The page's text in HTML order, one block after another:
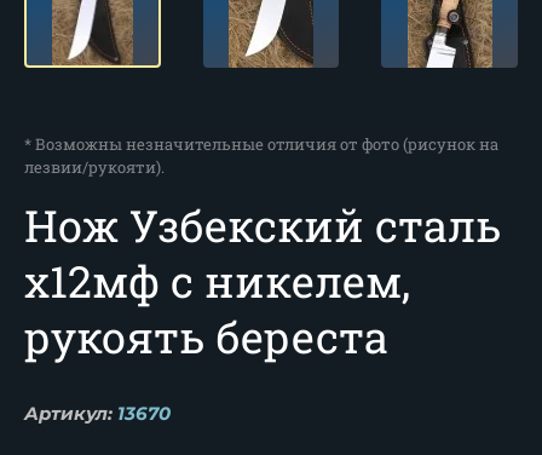
* Возможны незначительные отличия от фото (рисунок на
лезвии/рукояти).
Нож Узбекский сталь
х12мф с никелем,
рукоять береста
Артикул: 13670